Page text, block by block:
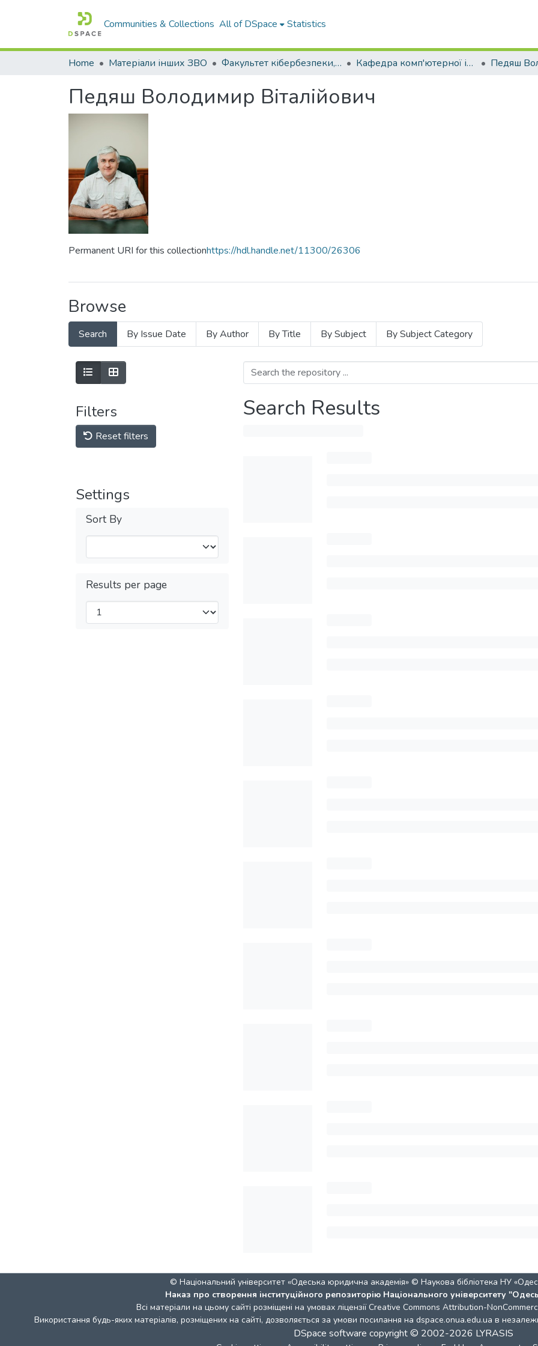
Communities & Collections All of DSpace Statistics
Home Матеріали інших ЗВО Факультет кібербезпеки, програмної інженерії та комп’ютерних наук Міжнародного університету Кафедра комп'ютерної інженерії та інноваційних технологій
Педяш Володимир Віталійович
Permanent URI for this collectionhttps://hdl.handle.net/11300/26306
Browse
Search By Issue Date By Author By Title By Subject By Subject Category
Filters
Reset filters
Settings
Sort By
Results per page
Search Results
© Національний університет «Одеська юридична академія» © Наукова бібліотека НУ
Наказ про створення інституційного репозиторію Національного університету
Всі матеріали на цьому сайті розміщені на умовах ліцензії Creative Commons Attribution-
Використання будь-яких матеріалів, розміщених на сайті, дозволяється за умови посилання на dspace.onua.edu.ua в
DSpace software copyright © 2002-2026 LYRASIS